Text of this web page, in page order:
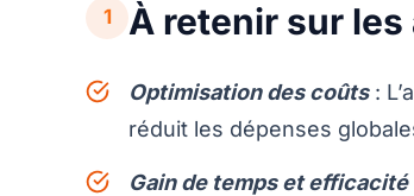
1 À retenir sur les
Optimisation des coûts:
réduit les dépenses
Gain de temps et efficacité